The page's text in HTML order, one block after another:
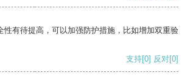
性有待提高，可以加强防护措施，比如增加双重验
支持[0] 反对[0]